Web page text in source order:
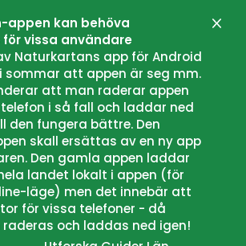
appen kan behöva
vissa användare
Naturkartans app för Android
sommar att appen är seg mm.
att man raderar appen
i så fall och laddar ned
den fungera bättre. Den
skall ersättas av en ny app
Den gamla appen laddar
landet lokalt i appen (för
läge) men det innebär att
för vissa telefoner - då
raderas och laddas ned igen!